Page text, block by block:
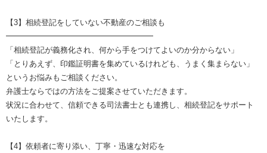
【3】相続登記をしていない不動産のご相談も
━━━━━━━━━━━━━━━━━━━
「相続登記が義務化され、何から手をつけてよいのか分からない」
「とりあえず、印鑑証明書を集めているけれども、うまく集まらない」
というお悩みもご相談ください。
弁護士ならではの方法をご提案させていただきます。
状況に合わせて、信頼できる司法書士とも連携し、相続登記をサポート
いたします。
【4】依頼者に寄り添い、丁寧・迅速な対応を